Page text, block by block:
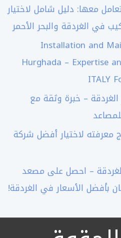
معها: دليل شامل لاختيار
في الغردقة والبحر الأحمر
Installation and
Hurghada – Expertise
ITALY
– خبرة وثقة مع
معرفته لاختيار أفضل شركة
– احصل على مصعد
بأفضل الأسعار في الغردقة!